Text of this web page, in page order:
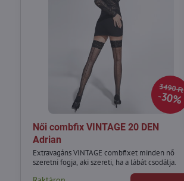
3490 Ft
30%
Női combfix VINTAGE 20 DEN
Adrian
Extravagáns VINTAGE combfixet minden nő
szeretni fogja, aki szereti, ha a lábát csodálja.